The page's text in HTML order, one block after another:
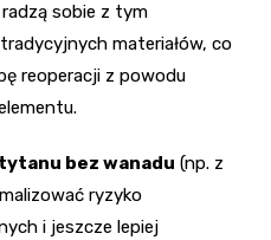
sobie z tym
materiałów, co
reoperacji z powodu
bez wanadu (np. z
ryzyko
i jeszcze lepiej